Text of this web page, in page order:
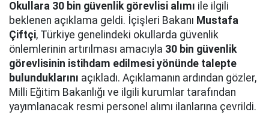
Okullara 30 bin güvenlik görevlisi alımı ile ilgili
beklenen açıklama geldi. İçişleri Bakanı Mustafa
Çiftçi, Türkiye genelindeki okullarda güvenlik
önlemlerinin artırılması amacıyla 30 bin güvenlik
görevlisinin istihdam edilmesi yönünde talepte
bulunduklarını açıkladı. Açıklamanın ardından gözler,
Milli Eğitim Bakanlığı ve ilgili kurumlar tarafından
yayımlanacak resmi personel alımı ilanlarına çevrildi.